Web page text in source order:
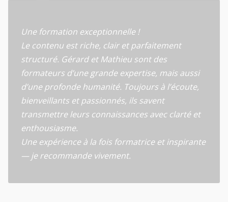
Une formation exceptionnelle !
Le contenu est riche, clair et parfaitement
structuré. Gérard et Mathieu sont des
formateurs d’une grande expertise, mais aussi
d’une profonde humanité. Toujours à l’écoute,
bienveillants et passionnés, ils savent
transmettre leurs connaissances avec clarté et
enthousiasme.
Une expérience à la fois formatrice et inspirante
— je recommande vivement.